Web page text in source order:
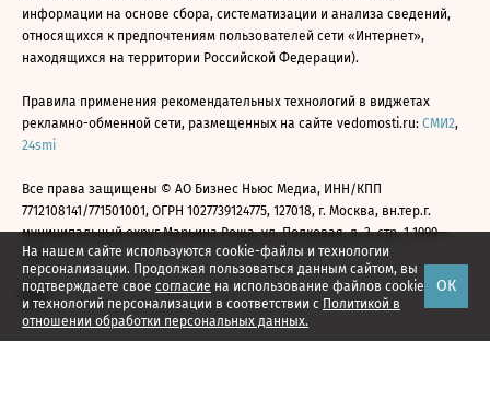
На нашем сайте используются cookie-файлы и технологии
персонализации. Продолжая пользоваться данным сайтом, вы
подтверждаете свое согласие на использование файлов cookie
и технологий персонализации в соответствии с Политикой в
отношении обработки персональных данных.
ОК
информации на основе сбора, систематизации и анализа сведений,
относящихся к предпочтениям пользователей сети «Интернет»,
находящихся на территории Российской Федерации).
Правила применения рекомендательных технологий в виджетах
рекламно-обменной сети, размещенных на сайте vedomosti.ru: СМИ2,
24smi
Все права защищены © АО Бизнес Ньюс Медиа, ИНН/КПП
7712108141/771501001, ОГРН 1027739124775, 127018, г. Москва, вн.тер.г.
муниципальный округ Марьина Роща, ул. Полковая, д. 3, стр. 1 1999—
2026